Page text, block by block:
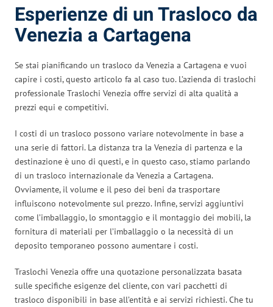
Esperienze di un Trasloco da
Venezia a Cartagena
Se stai pianificando un trasloco da Venezia a Cartagena e vuoi
capire i costi, questo articolo fa al caso tuo. L’azienda di traslochi
professionale Traslochi Venezia offre servizi di alta qualità a
prezzi equi e competitivi.
I costi di un trasloco possono variare notevolmente in base a
una serie di fattori. La distanza tra la Venezia di partenza e la
destinazione è uno di questi, e in questo caso, stiamo parlando
di un trasloco internazionale da Venezia a Cartagena.
Ovviamente, il volume e il peso dei beni da trasportare
influiscono notevolmente sul prezzo. Infine, servizi aggiuntivi
come l’imballaggio, lo smontaggio e il montaggio dei mobili, la
fornitura di materiali per l’imballaggio o la necessità di un
deposito temporaneo possono aumentare i costi.
Traslochi Venezia offre una quotazione personalizzata basata
sulle specifiche esigenze del cliente, con vari pacchetti di
trasloco disponibili in base all’entità e ai servizi richiesti. Che tu